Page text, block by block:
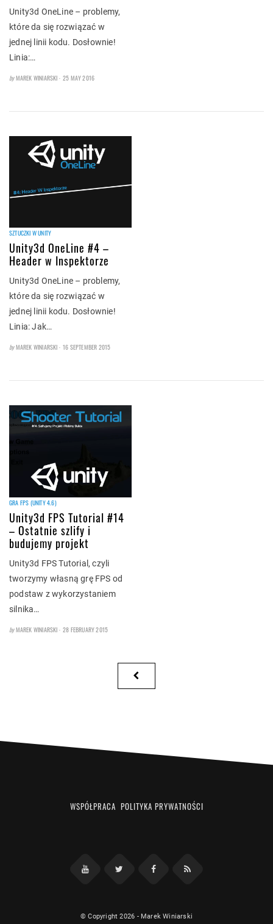
Unity3d OneLine – problemy,
które da się rozwiązać w
jednej linii kodu. Dosłownie!
Linia:…
byMAREK WINIARSKI POSTED
25 MAY 2016
SZTUCZKI W UNITY
Unity3d OneLine #4 –
Header w Inspektorze
Unity3d OneLine – problemy,
które da się rozwiązać w
jednej linii kodu. Dosłownie!
Linia: Jak…
byMAREK WINIARSKI POSTED
16 SEPTEMBER 2015
GRA FPS (UNITY 4.6)
Unity3d FPS Tutorial #14
– Ostatnie szlify i
budujemy projekt
Unity3d FPS Tutorial, czyli
tworzymy własną grę FPS od
podstaw z wykorzystaniem
silnika…
byMAREK WINIARSKI POSTED
28 FEBRUARY 2015
PAGE
WSPÓŁPRACA POLITYKA PRYWATNOŚCI
YouTubeTwitter FacebookRSS
© Copyright 2026 - Marek Winiarski